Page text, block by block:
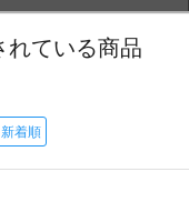
れている商品
新着順